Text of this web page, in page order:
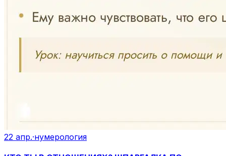
22 апр.·нумерология